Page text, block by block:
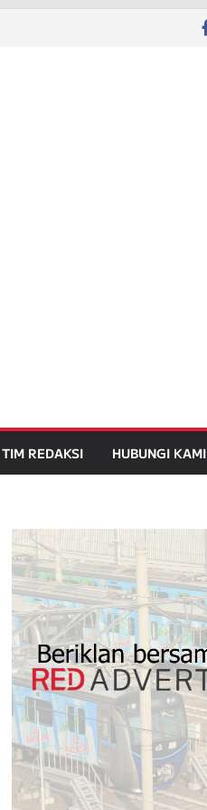
TIM REDAKSI HUBUNGI KAMI